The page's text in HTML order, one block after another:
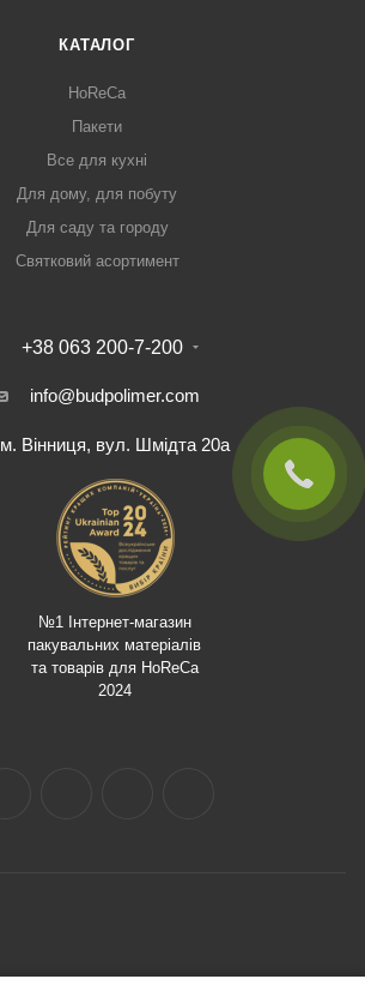
КАТАЛОГ
HoReCa
Пакети
Все для кухні
Для дому, для побуту
Для саду та городу
Святковий асортимент
+38 063 200-7-200
info@budpolimer.com
м. Вінниця, вул. Шмідта 20а
№1 Інтернет-магазин
пакувальних матеріалів
та товарів для HoReCa
2024